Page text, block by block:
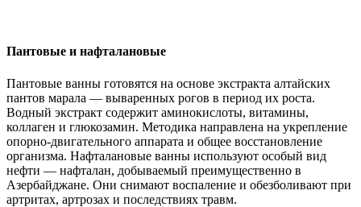
Пантовые и нафталановые
Пантовые ванны готовятся на основе экстракта алтайских
пантов марала — вываренных рогов в период их роста.
Водный экстракт содержит аминокислоты, витамины,
коллаген и глюкозамин. Методика направлена на укрепление
опорно-двигательного аппарата и общее восстановление
организма. Нафталановые ванны используют особый вид
нефти — нафталан, добываемый преимущественно в
Азербайджане. Они снимают воспаление и обезболивают при
артритах, артрозах и последствиях травм.